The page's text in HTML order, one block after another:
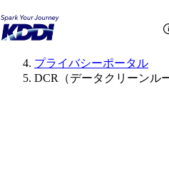
メニュー
KDDIホーム
企業情報
プライバシーポータル
DCR（データクリーンル